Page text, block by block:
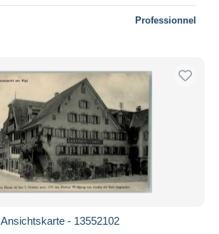
Professionnel
Ansichtskarte - 13552102